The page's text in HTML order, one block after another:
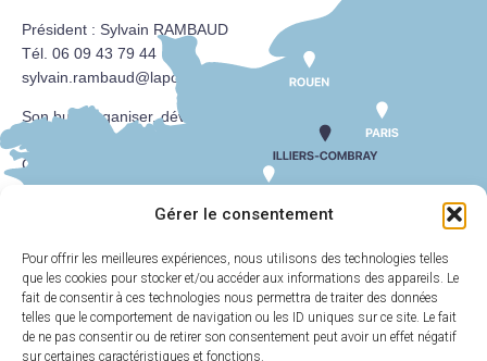
Gérer le consentement
Pour offrir les meilleures expériences, nous utilisons des technologies telles
que les cookies pour stocker et/ou accéder aux informations des appareils. Le
fait de consentir à ces technologies nous permettra de traiter des données
telles que le comportement de navigation ou les ID uniques sur ce site. Le fait
de ne pas consentir ou de retirer son consentement peut avoir un effet négatif
sur certaines caractéristiques et fonctions.
Président : Sylvain RAMBAUD
Tél. 06 09 43 79 44
sylvain.rambaud@laposte.net
Son but : organiser, développer et favoriser la pratique du
babyfoot au bénéfice du plus grand nombre. Il participe au
Championnat de France des Clubs.
HORAIRES
D'OUVERTURE
Du lundi au
vendredi :9h00-
MAIRIE
D'ILLIERS-
COMBRAY
11 Rue Philebert